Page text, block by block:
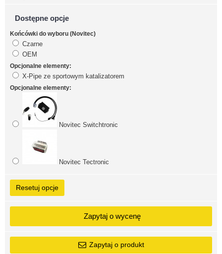
Dostępne opcje
Końcówki do wyboru (Novitec)
Czarne
OEM
Opcjonalne elementy:
X-Pipe ze sportowym katalizatorem
Opcjonalne elementy:
Novitec Switchtronic
Novitec Tectronic
Resetuj opcje
Zapytaj o wycenę
Zapytaj o produkt